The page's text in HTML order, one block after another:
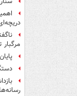
مرگبار